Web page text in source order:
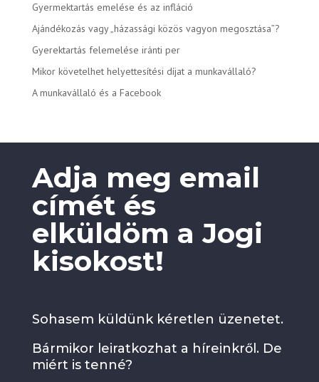
Gyermektartás emelése és az infláció
Ajándékozás vagy „házassági közös vagyon megosztása”?
Gyerektartás felemelése iránti per
Mikor követelhet helyettesítési díjat a munkavállaló?
A munkavállaló és a Facebook
Adja meg email
címét és
elküldöm a Jogi
kisokost!
Sohasem küldünk kéretlen üzenetet.
Bármikor leiratkozhat a híreinkről. De
miért is tenné?